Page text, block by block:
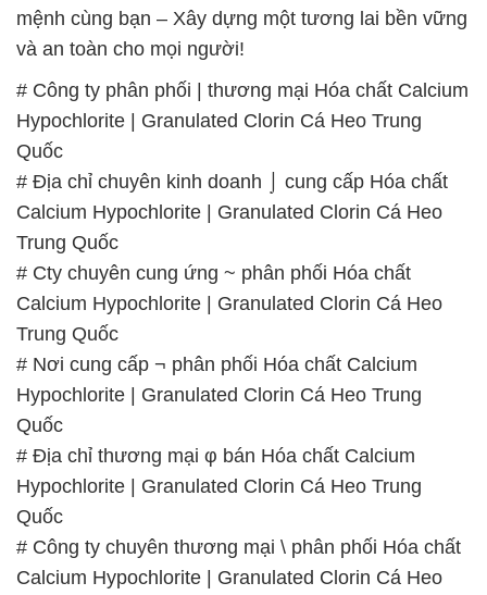
mệnh cùng bạn – Xây dựng một tương lai bền vững
và an toàn cho mọi người!
# Công ty phân phối | thương mại Hóa chất Calcium
Hypochlorite | Granulated Clorin Cá Heo Trung
Quốc
# Địa chỉ chuyên kinh doanh ⌡ cung cấp Hóa chất
Calcium Hypochlorite | Granulated Clorin Cá Heo
Trung Quốc
# Cty chuyên cung ứng ~ phân phối Hóa chất
Calcium Hypochlorite | Granulated Clorin Cá Heo
Trung Quốc
# Nơi cung cấp ¬ phân phối Hóa chất Calcium
Hypochlorite | Granulated Clorin Cá Heo Trung
Quốc
# Địa chỉ thương mại φ bán Hóa chất Calcium
Hypochlorite | Granulated Clorin Cá Heo Trung
Quốc
# Công ty chuyên thương mại \ phân phối Hóa chất
Calcium Hypochlorite | Granulated Clorin Cá Heo